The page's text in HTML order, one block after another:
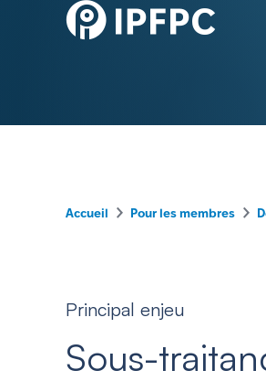
Accueil – Pour les membres –
Principal enjeu
Sous-